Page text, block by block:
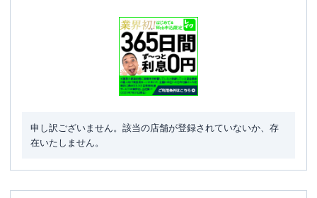
申し訳ございません。該当の店舗が登録されていないか、存
在いたしません。